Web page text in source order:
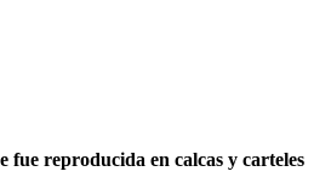
fue reproducida en calcas y carteles